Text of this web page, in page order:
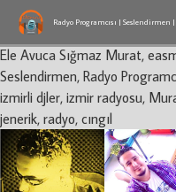
Ele Avuca Sığmaz Murat,
Seslendirmen, Radyo
izmirli djler, izmir radyosu,
jenerik, radyo, cıngıl
Radyo Programcısı |